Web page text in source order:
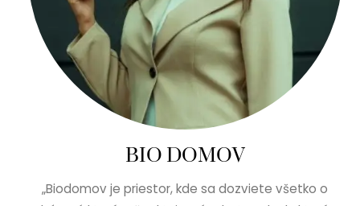
BIO DOMOV
„Biodomov je priestor, kde sa dozviete všetko o